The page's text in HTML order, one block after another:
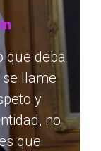
que deba
se llame
y
no
que